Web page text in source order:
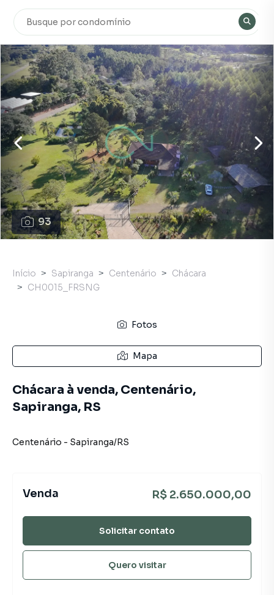
93
Início Sapiranga Centenário
Chácara
CH0015_FRSNG
Fotos
Mapa
Chácara à venda, Centenário,
Sapiranga, RS
Centenário - Sapiranga/RS
Venda R$ 2.650.000,00
Solicitar contato
Quero visitar